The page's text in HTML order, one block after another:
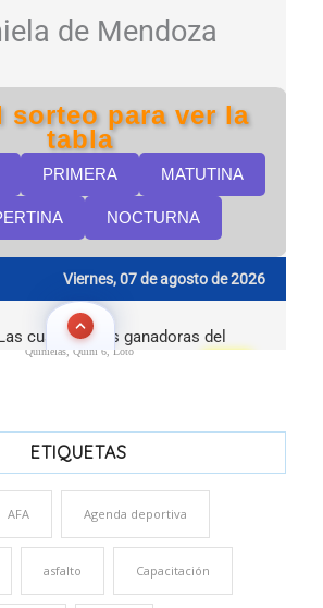
Quinielas, Quini 6, Loto
ETIQUETAS
AFA Agenda deportiva
asfalto Capacitación